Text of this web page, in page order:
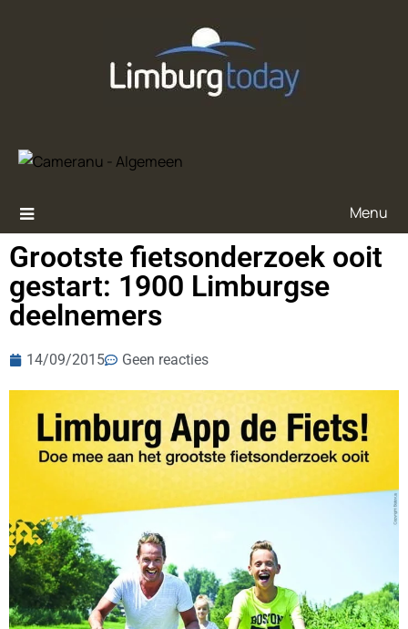
Menu
Grootste fietsonderzoek ooit
gestart: 1900 Limburgse
deelnemers
14/09/2015 Geen reacties